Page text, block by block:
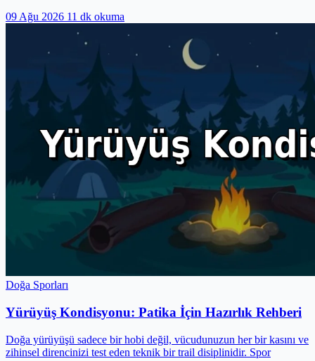
09 Ağu 2026 11 dk okuma
Doğa Sporları
Yürüyüş Kondisyonu: Patika İçin Hazırlık Rehberi
Doğa yürüyüşü sadece bir hobi değil, vücudunuzun her bir kasını ve
zihinsel direncinizi test eden teknik bir trail disiplinidir. Spor